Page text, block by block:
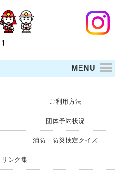
MENU
ご利用方法
団体予約状況
消防・防災検定クイズ
リンク集